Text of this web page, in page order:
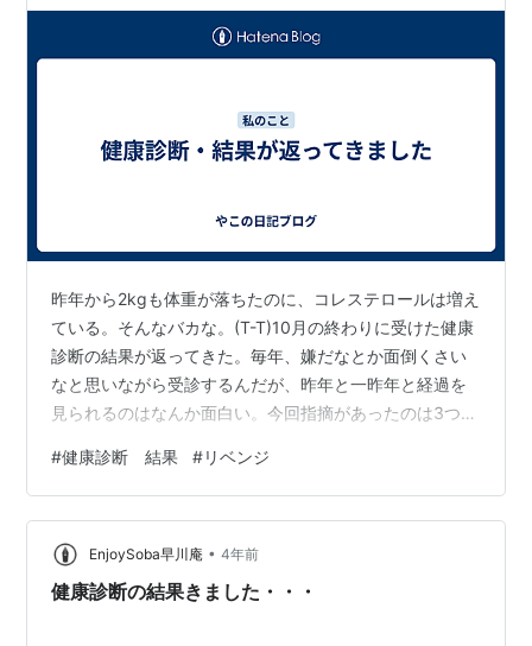
昨年から2kgも体重が落ちたのに、コレステロールは増え
ている。そんなバカな。(T-T)10月の終わりに受けた健康
診断の結果が返ってきた。毎年、嫌だなとか面倒くさい
なと思いながら受診するんだが、昨年と一昨年と経過を
見られるのはなんか面白い。今回指摘があったのは3つ。
ルコール性肝障害で数値が高くなると説明が書いてあっ
た。更年期がひどくなってきて、お酒の量を半分くらい
に減らした。その効果がまだ出ていないのか、もうすで
に体がぶっ壊れてしまったのか。②コレステロールが基
準値より高く、さらに昨年よりも増えている冒頭でも書
#健康診断 結果 #リベンジ
EnjoySoba早川庵 • 4年前
健康診断の結果きました・・・